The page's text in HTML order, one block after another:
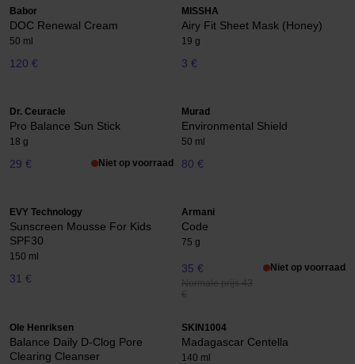
Babor
DOC Renewal Cream
50 ml
120 €
MISSHA
Airy Fit Sheet Mask (Honey)
19 g
3 €
Dr. Ceuracle
Pro Balance Sun Stick
18 g
29 € Niet op voorraad
Murad
Environmental Shield
50 ml
80 €
EVY Technology
Sunscreen Mousse For Kids
SPF30
150 ml
31 €
Armani
Code
75 g
35 €
Normale prijs 43
€
Niet op voorraad
Ole Henriksen
Balance Daily D-Clog Pore
Clearing Cleanser
SKIN1004
Madagascar Centella
140 ml